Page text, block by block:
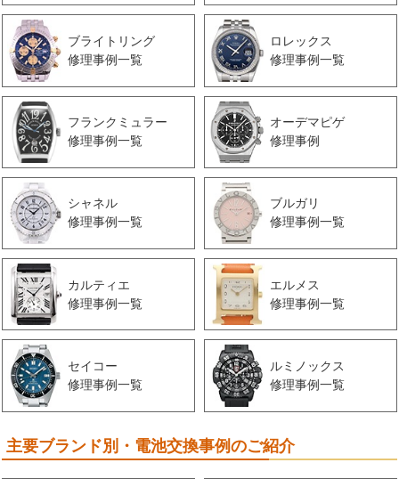
ブライトリング
修理事例一覧
ロレックス
修理事例一覧
フランクミュラー
修理事例一覧
オーデマピゲ
修理事例
シャネル
修理事例一覧
ブルガリ
修理事例一覧
カルティエ
修理事例一覧
エルメス
修理事例一覧
セイコー
修理事例一覧
ルミノックス
修理事例一覧
主要ブランド別・電池交換事例のご紹介